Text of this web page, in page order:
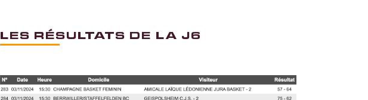
LES RÉSULTATS DE LA J6